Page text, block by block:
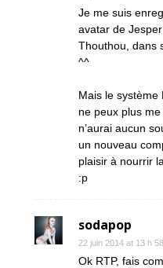
Je me suis
avatar de
Thouthou, dans
^^
Mais le système
ne peux plus
n’aurai aucun
un nouveau
plaisir à nourrir
:p
sodapop
22 juin 2014 at 13 h
Ok RTP, fais